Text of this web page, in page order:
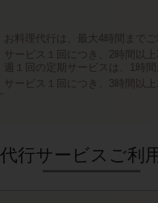
お料理代行は、最大4時間まで
サービス１回につき、2時間以
週１回の定期サービスは、1時
サービス１回につき、3時間以
行サービスご利